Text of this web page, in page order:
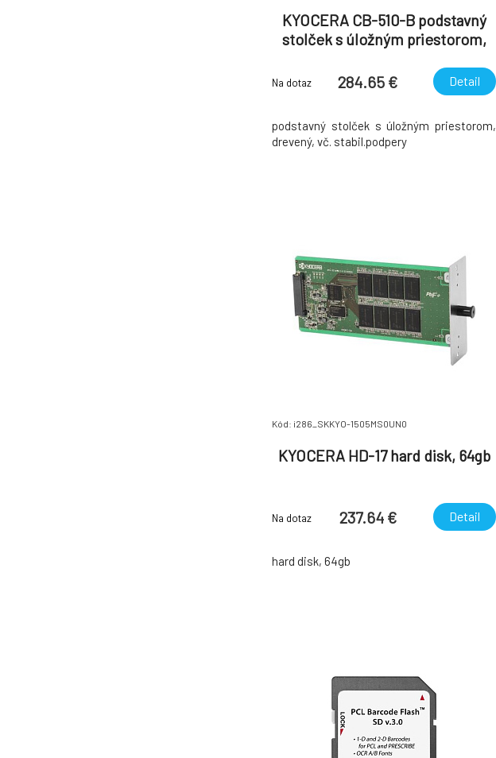
KYOCERA CB-510-B podstavný
stolček s úložným priestorom,
Na dotaz 284.65 € Detail
podstavný stolček s úložným priestorom,
drevený, vč. stabil.podpery
Kód: i286_SKKYO-1505MS0UN0
KYOCERA HD-17 hard disk, 64gb
Na dotaz 237.64 € Detail
hard disk, 64gb